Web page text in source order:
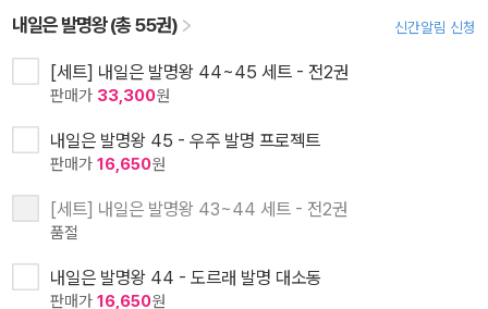
내일은 발명왕 (총 55권) 신간알림 신청
[세트] 내일은 발명왕 44~45 세트 - 전2권
판매가 33,300원
내일은 발명왕 45 - 우주 발명 프로젝트
판매가 16,650원
[세트] 내일은 발명왕 43~44 세트 - 전2권
품절
내일은 발명왕 44 - 도르래 발명 대소동
판매가 16,650원